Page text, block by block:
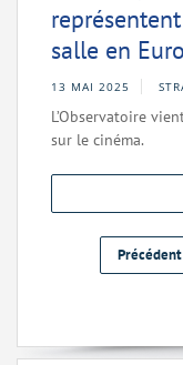
salle en
13 MAI 2025
L’Observatoire
sur le cinéma.
Précédent